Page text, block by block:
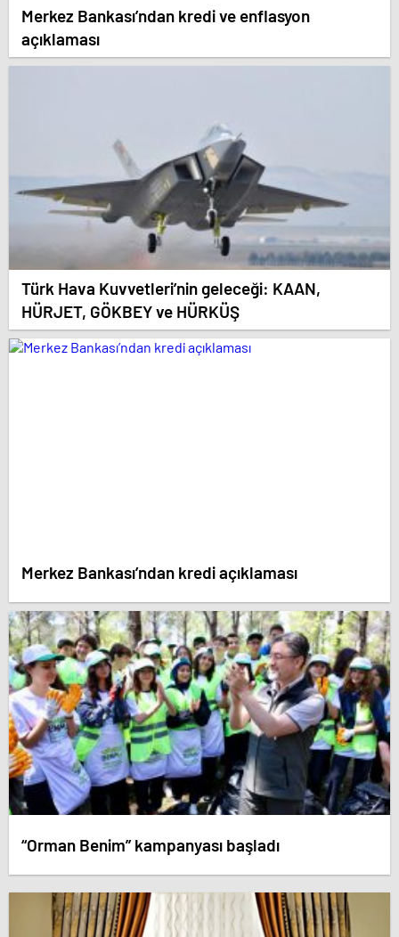
Merkez Bankası’ndan kredi ve enflasyon
açıklaması
Türk Hava Kuvvetleri’nin geleceği: KAAN,
HÜRJET, GÖKBEY ve HÜRKÜŞ
Merkez Bankası’ndan kredi açıklaması
“Orman Benim” kampanyası başladı